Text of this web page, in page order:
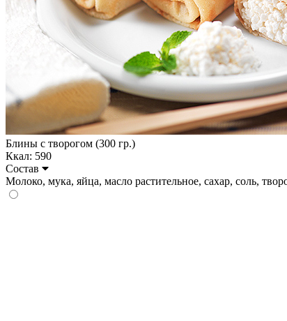
Блины с творогом (300 гр.)
Ккал: 590
Состав
Молоко, мука, яйца, масло растительное, сахар, соль,